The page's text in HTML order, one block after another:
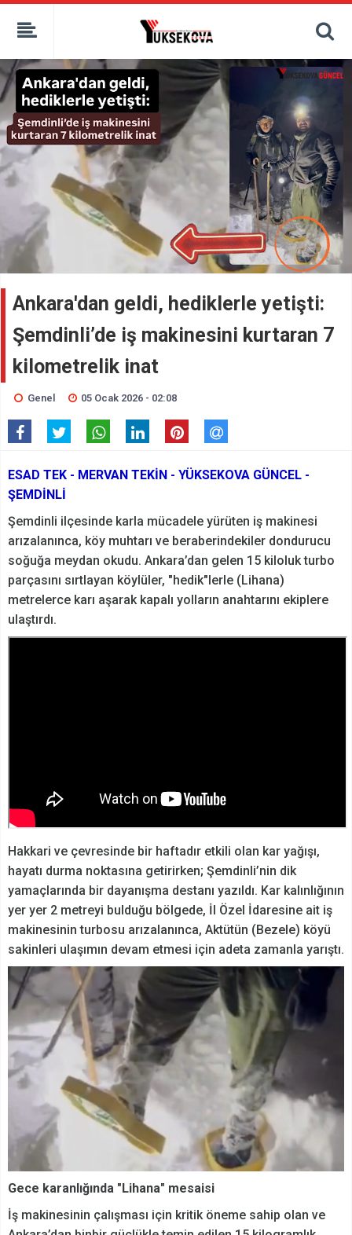
kaçak bahis
deneme bonusu
canlı bahis siteleri
deneme bonusu veren siteler
bahis siteleri
porno izle
Ankara'dan geldi, hediklerle yetişti:
Şemdinli’de iş makinesini kurtaran 7
kilometrelik inat
Genel 05 Ocak 2026 - 02:08
ESAD TEK - MERVAN TEKİN - YÜKSEKOVA GÜNCEL -
ŞEMDİNLİ
Şemdinli ilçesinde karla mücadele yürüten iş makinesi
arızalanınca, köy muhtarı ve beraberindekiler dondurucu
soğuğa meydan okudu. Ankara’dan gelen 15 kiloluk turbo
parçasını sırtlayan köylüler, "hedik"lerle (Lihana)
metrelerce karı aşarak kapalı yolların anahtarını ekiplere
ulaştırdı.
Hakkari ve çevresinde bir haftadır etkili olan kar yağışı,
hayatı durma noktasına getirirken; Şemdinli’nin dik
yamaçlarında bir dayanışma destanı yazıldı. Kar kalınlığının
yer yer 2 metreyi bulduğu bölgede, İl Özel İdaresine ait iş
makinesinin turbosu arızalanınca, Aktütün (Bezele) köyü
sakinleri ulaşımın devam etmesi için adeta zamanla yarıştı.
Gece karanlığında "Lihana" mesaisi
İş makinesinin çalışması için kritik öneme sahip olan ve